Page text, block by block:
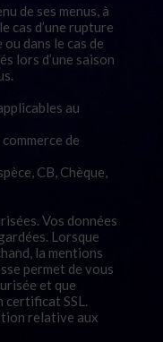
de ses menus, à
cas d’une rupture
dans le cas de
lors d’une saison
au
de
CB, Chèque,
Vos données
Lorsque
la mentions
permet de vous
et que
SSL.
relative aux